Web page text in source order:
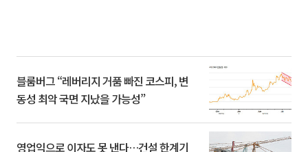
블룸버그 “레버리지 거품 빠진 코스피, 변
동성 최악 국면 지났을 가능성”
영업익으로 이자도 못 낸다…건설 한계기